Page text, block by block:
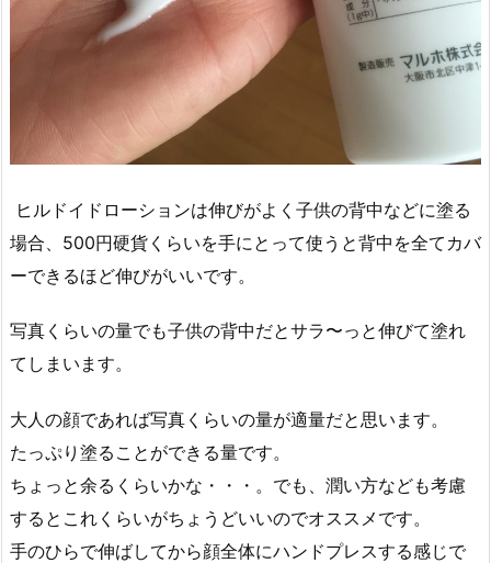
ヒルドイドローションは伸びがよく子供の背中などに塗る
場合、500円硬貨くらいを手にとって使うと背中を全てカバ
ーできるほど伸びがいいです。
写真くらいの量でも子供の背中だとサラ〜っと伸びて塗れ
てしまいます。
大人の顔であれば写真くらいの量が適量だと思います。
たっぷり塗ることができる量です。
ちょっと余るくらいかな・・・。でも、潤い方なども考慮
するとこれくらいがちょうどいいのでオススメです。
手のひらで伸ばしてから顔全体にハンドプレスする感じで